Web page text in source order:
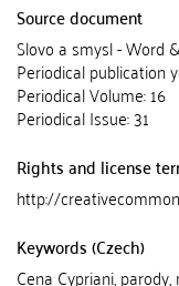
Source document
Slovo a smysl - Word
Periodical publication
Periodical Volume: 16
Periodical Issue: 31
Rights and license
http://
Keywords (Czech)
Cena Cypriani,